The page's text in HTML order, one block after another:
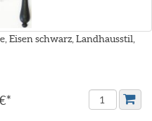
Eisen schwarz, Landhausstil,